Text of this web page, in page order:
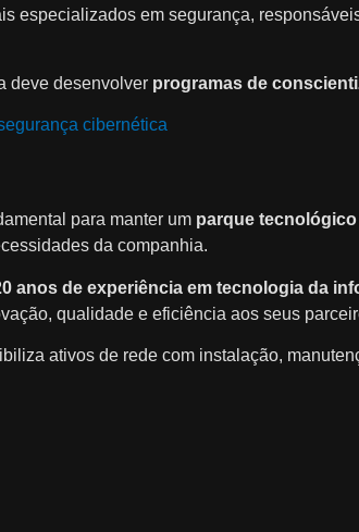
especializados em segurança,
deve desenvolver programas de
cibernética
para manter um parque
da companhia.
anos de experiência em tecnologia da
qualidade e eficiência aos seus
ativos de rede com instalação,